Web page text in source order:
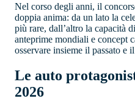
Nel corso degli anni, il
doppia anima: da un lato la
più rare, dall’altro la capacità
anteprime mondiali e concept
osservare insieme il passato e
Le auto
2026